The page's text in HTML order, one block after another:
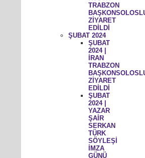
TRABZON
ZİYARET
EDİLDİ
ŞUBAT 2024
ŞUBAT
2024 |
İRAN
TRABZON
ZİYARET
EDİLDİ
ŞUBAT
2024 |
YAZAR
ŞAİR
SERKAN
TÜRK
SÖYLEŞİ
İMZA
GÜNÜ